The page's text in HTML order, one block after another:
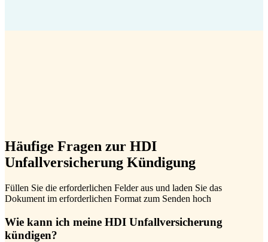
Häufige Fragen zur HDI
Unfallversicherung Kündigung
Füllen Sie die erforderlichen Felder aus und laden Sie das
Dokument im erforderlichen Format zum Senden hoch
Wie kann ich meine HDI Unfallversicherung
kündigen?